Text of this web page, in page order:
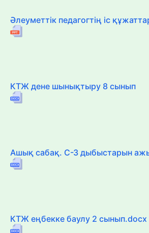
Әлеуметтік педагогтің іс
КТЖ дене шынықтыру 8 сынып
Ашық сабақ. С-З дыбыстарын
КТЖ еңбекке баулу 2 сынып.docx